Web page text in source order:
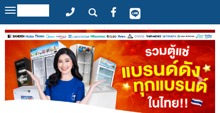
Toggle
navigation